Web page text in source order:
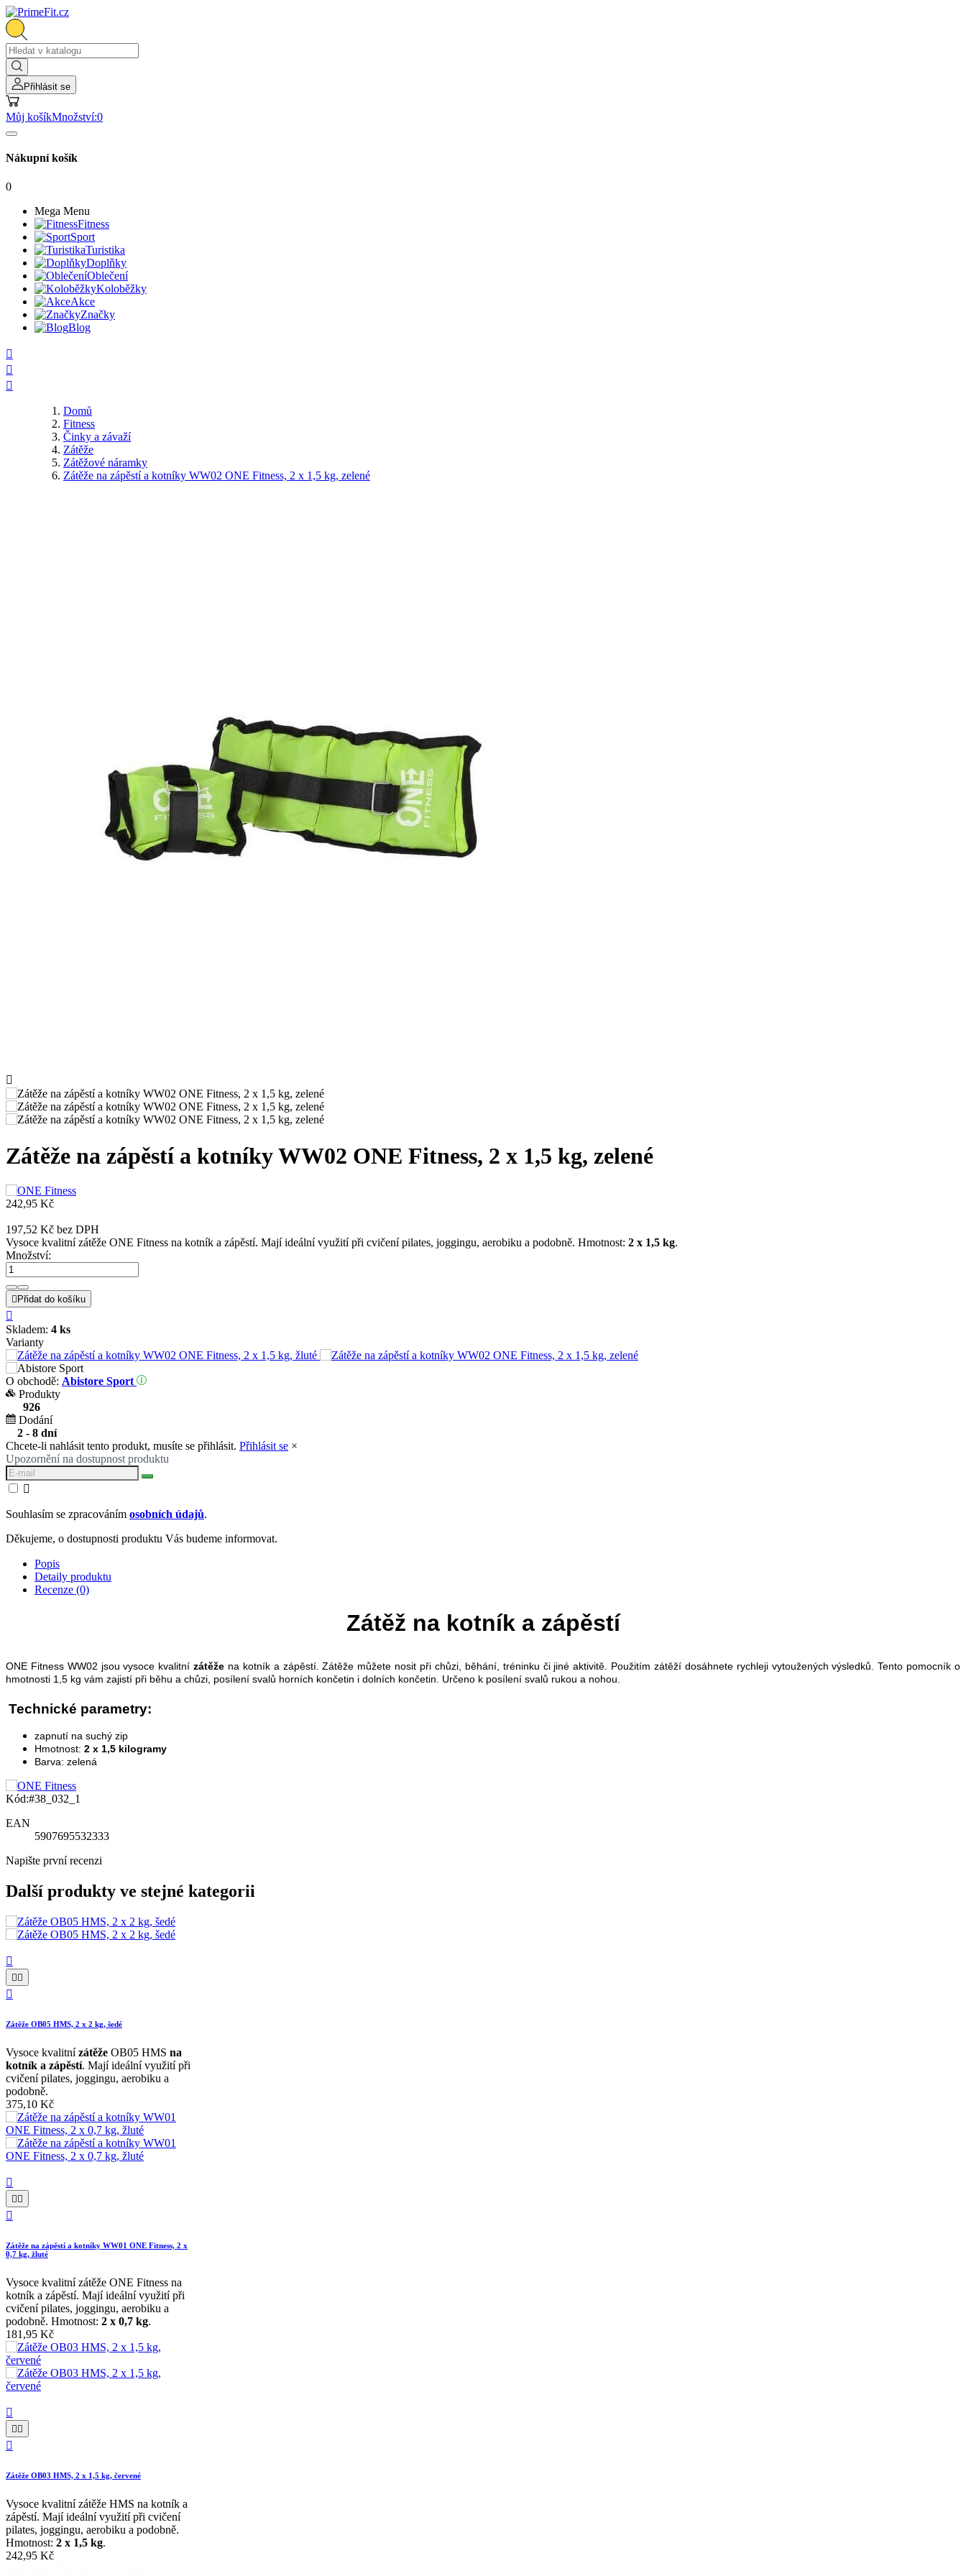
Přihlásit se
Můj košíkMnožství:0
Nákupní košík
0
Mega Menu
Fitness
Sport
Turistika
Doplňky
Oblečení
Koloběžky
Akce
Značky
Blog



Domů
Fitness
Činky a závaží
Zátěže
Zátěžové náramky
Zátěže na zápěstí a kotníky WW02 ONE Fitness, 2 x 1,5 kg, zelené

Zátěže na zápěstí a kotníky WW02 ONE Fitness, 2 x 1,5 kg, zelené
242,95 Kč
197,52 Kč bez DPH
Vysoce kvalitní zátěže ONE Fitness na kotník a zápěstí. Mají ideální využití při cvičení pilates, joggingu, aerobiku a podobně. Hmotnost: 2 x 1,5 kg.
Množství:
 Přidat do košíku

Skladem: 4 ks
Varianty
O obchodě: Abistore Sport
Produkty
926
Dodání
2 - 8 dní
Chcete-li nahlásit tento produkt, musíte se přihlásit. Přihlásit se ×
Upozornění na dostupnost produktu

Souhlasím se zpracováním osobních údajů.
Děkujeme, o dostupnosti produktu Vás budeme informovat.
Popis
Detaily produktu
Recenze (0)
Zátěž na kotník a zápěstí
ONE Fitness WW02 jsou vysoce kvalitnízátěže na kotník a zápěstí. Zátěže můžete nosit při chůzi, běhání, tréninku či jiné aktivitě. Použitím zátěží dosáhnete rychleji vytoužených výsledků. Tento pomocník o
hmotnosti 1,5 kg vám zajistí při běhu a chůzi, posílení svalů horních končetin i dolních končetin. Určeno k posílení svalů rukou a nohou.
Technické parametry:
zapnutí na suchý zip
Hmotnost: 2 x 1,5 kilogramy
Barva: zelená
Kód:#38_032_1
EAN
5907695532333
Napište první recenzi
Další produkty ve stejné kategorii

 

Zátěže OB05 HMS, 2 x 2 kg, šedé
Vysoce kvalitnízátěže OB05 HMS na
kotník a zápěstí. Mají ideální využití při
cvičení pilates, joggingu, aerobiku a
podobně.
375,10 Kč

 

Zátěže na zápěstí a kotníky WW01 ONE Fitness, 2 x
0,7 kg, žluté
Vysoce kvalitní zátěže ONE Fitness na
kotník a zápěstí. Mají ideální využití při
cvičení pilates, joggingu, aerobiku a
podobně. Hmotnost: 2 x 0,7 kg.
181,95 Kč

 

Zátěže OB03 HMS, 2 x 1,5 kg, červené
Vysoce kvalitní zátěže HMS na kotník a
zápěstí. Mají ideální využití při cvičení
pilates, joggingu, aerobiku a podobně.
Hmotnost: 2 x 1,5 kg.
242,95 Kč